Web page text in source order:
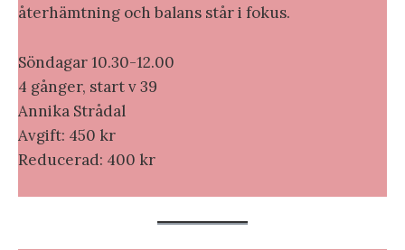
återhämtning och balans står i fokus.
Söndagar 10.30-12.00
4 gånger, start v 39
Annika Strådal
Avgift: 450 kr
Reducerad: 400 kr